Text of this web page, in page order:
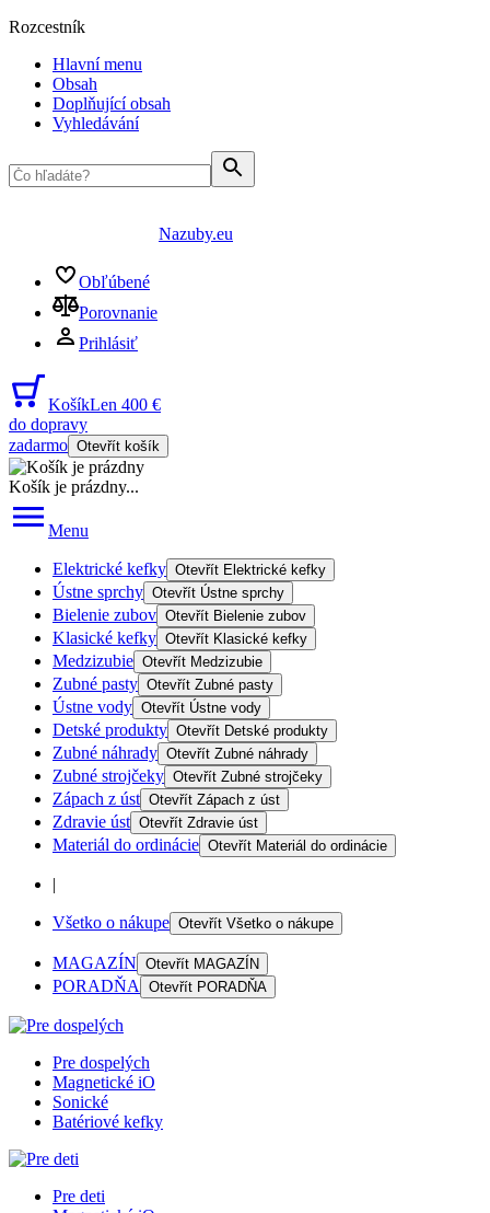
Rozcestník
Hlavní menu
Obsah
Doplňující obsah
Vyhledávání
Nazuby.eu
Obľúbené
Porovnanie
Prihlásiť
KošíkLen 400 €
do dopravy
zadarmo Otevřít košík
Košík je prázdny...
Menu
Elektrické kefky Otevřít Elektrické kefky
Ústne sprchy Otevřít Ústne sprchy
Bielenie zubov Otevřít Bielenie zubov
Klasické kefky Otevřít Klasické kefky
Medzizubie Otevřít Medzizubie
Zubné pasty Otevřít Zubné pasty
Ústne vody Otevřít Ústne vody
Detské produkty Otevřít Detské produkty
Zubné náhrady Otevřít Zubné náhrady
Zubné strojčeky Otevřít Zubné strojčeky
Zápach z úst Otevřít Zápach z úst
Zdravie úst Otevřít Zdravie úst
Materiál do ordinácie Otevřít Materiál do ordinácie
|
Všetko o nákupe Otevřít Všetko o nákupe
MAGAZÍN Otevřít MAGAZÍN
PORADŇA Otevřít PORADŇA
Pre dospelých
Magnetické iO
Sonické
Batériové kefky
Pre deti